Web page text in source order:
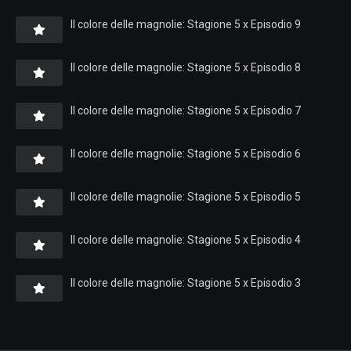
Il colore delle magnolie: Stagione 5 x Episodio 9
Il colore delle magnolie: Stagione 5 x Episodio 8
Il colore delle magnolie: Stagione 5 x Episodio 7
Il colore delle magnolie: Stagione 5 x Episodio 6
Il colore delle magnolie: Stagione 5 x Episodio 5
Il colore delle magnolie: Stagione 5 x Episodio 4
Il colore delle magnolie: Stagione 5 x Episodio 3